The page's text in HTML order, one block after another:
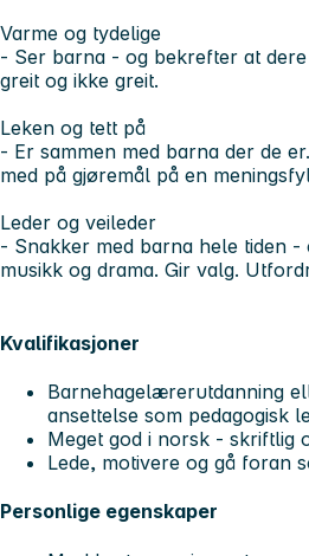
Varme og tydelige
- Ser barna - og bekrefter at
greit og ikke greit.
Leken og tett på
- Er sammen med barna der de
med på gjøremål på en
Leder og veileder
- Snakker med barna hele tiden
musikk og drama. Gir valg.
Kvalifikasjoner
Barnehagelærerutdanning
ansettelse som pedagogisk
Meget god i norsk - skriftlig
Lede, motivere og gå foran
Personlige egenskaper